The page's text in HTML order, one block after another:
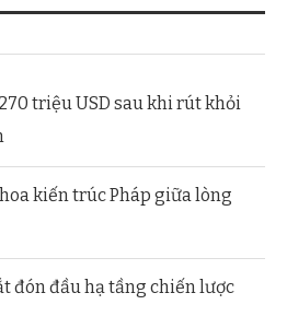
triệu USD sau khi rút khỏi
kiến trúc Pháp giữa lòng
đón đầu hạ tầng chiến lược